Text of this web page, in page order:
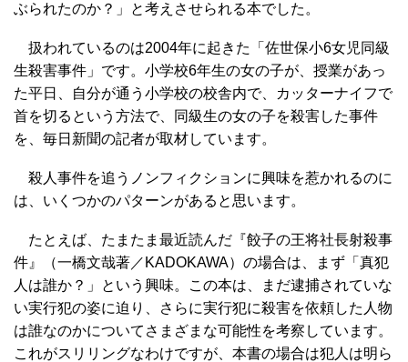
ぶられたのか？」と考えさせられる本でした。
扱われているのは2004年に起きた「佐世保小6女児同級
生殺害事件」です。小学校6年生の女の子が、授業があっ
た平日、自分が通う小学校の校舎内で、カッターナイフで
首を切るという方法で、同級生の女の子を殺害した事件
を、毎日新聞の記者が取材しています。
殺人事件を追うノンフィクションに興味を惹かれるのに
は、いくつかのパターンがあると思います。
たとえば、たまたま最近読んだ『餃子の王将社長射殺事
件』（一橋文哉著／KADOKAWA）の場合は、まず「真犯
人は誰か？」という興味。この本は、まだ逮捕されていな
い実行犯の姿に迫り、さらに実行犯に殺害を依頼した人物
は誰なのかについてさまざまな可能性を考察しています。
これがスリリングなわけですが、本書の場合は犯人は明ら